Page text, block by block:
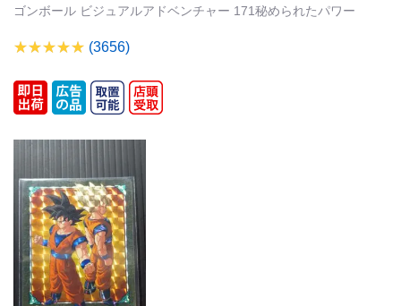
ゴンボール ビジュアルアドベンチャー 171秘められたパワー
(3656)